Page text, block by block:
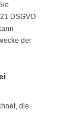
DSGVO
der
die